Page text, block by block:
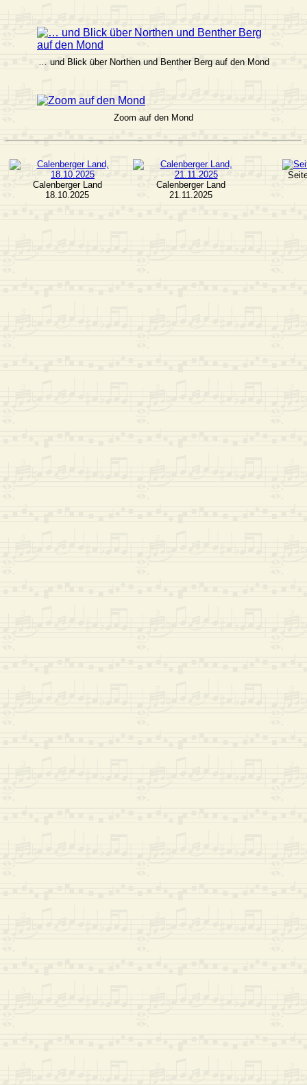
… und Blick über Northen und Benther Berg auf den Mond
Zoom auf den Mond
Calenberger Land
18.10.2025
Calenberger Land
21.11.2025